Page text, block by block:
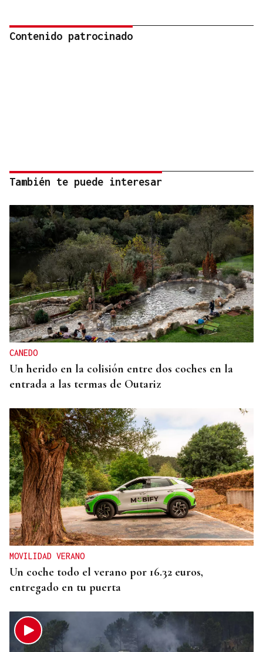
Contenido patrocinado
También te puede interesar
CANEDO
Un herido en la colisión entre dos coches en la
entrada a las termas de Outariz
MOVILIDAD VERANO
Un coche todo el verano por 16.32 euros,
entregado en tu puerta